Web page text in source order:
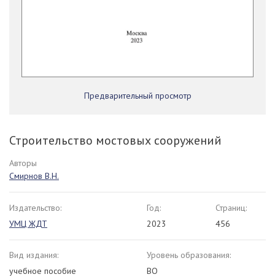
Предварительный просмотр
Строительство мостовых сооружений
Авторы
Смирнов В.Н.
Издательство:
УМЦ ЖДТ
Год:
2023
Страниц:
456
Вид издания:
учебное пособие
Уровень образования:
ВО